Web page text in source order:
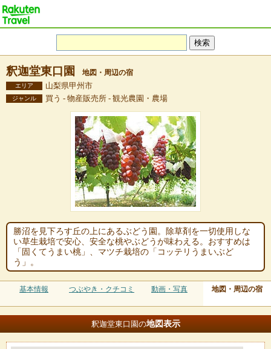
釈迦堂東口園 地図・周辺の宿
エリア 山梨県甲州市
ジャンル 買う - 物産販売所 - 観光農園・農場
勝沼を見下ろす丘の上にあるぶどう園。除草剤を一切使用しな
い草生栽培で安心、安全な桃やぶどうが味わえる。おすすめは
「固くてうまい桃」、マツチ栽培の「コッテリうまいぶど
う」。
基本情報 つぶやき・クチコミ 動画・写真 地図・周辺の宿
釈迦堂東口園の地図表示